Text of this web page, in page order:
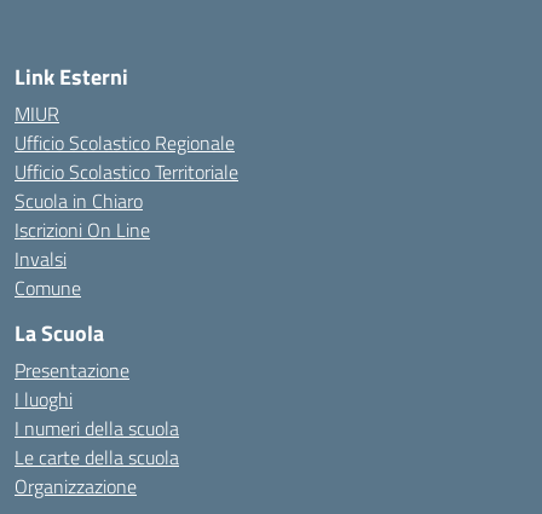
Link Esterni
MIUR
Ufficio Scolastico Regionale
Ufficio Scolastico Territoriale
Scuola in Chiaro
Iscrizioni On Line
Invalsi
Comune
La Scuola
Presentazione
I luoghi
I numeri della scuola
Le carte della scuola
Organizzazione